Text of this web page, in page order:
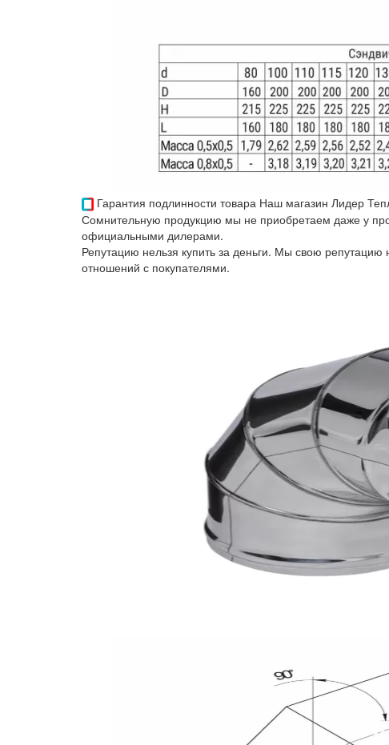
Гарантия подлинности товара Наш магазин Лидер
Сомнительную продукцию мы не приобретаем даже у
официальными дилерами.
Репутацию нельзя купить за деньги. Мы свою
отношений с покупателями.